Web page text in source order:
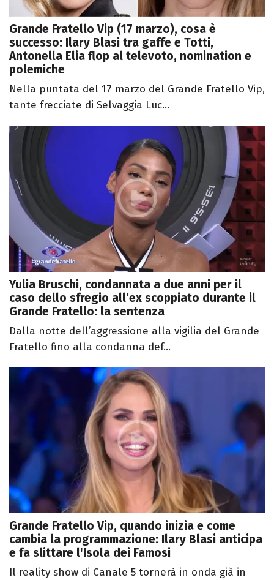
Grande Fratello Vip (17 marzo), cosa è
successo: Ilary Blasi tra gaffe e Totti,
Antonella Elia flop al televoto, nomination e
polemiche
Nella puntata del 17 marzo del Grande Fratello Vip,
tante frecciate di Selvaggia Luc...
Yulia Bruschi, condannata a due anni per il
caso dello sfregio all’ex scoppiato durante il
Grande Fratello: la sentenza
Dalla notte dell’aggressione alla vigilia del Grande
Fratello fino alla condanna def...
Grande Fratello Vip, quando inizia e come
cambia la programmazione: Ilary Blasi anticipa
e fa slittare l'Isola dei Famosi
Il reality show di Canale 5 tornerà in onda già in